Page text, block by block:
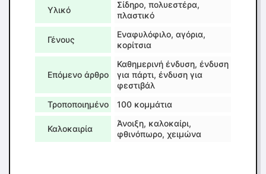
Υλικό
Σίδηρο, πολυεστέρα,
πλαστικό
Γένους
Εναφυλόφιλο, αγόρια,
κορίτσια
Επόμενο άρθρο
Καθημερινή ένδυση, ένδυση
για πάρτι, ένδυση για
φεστιβάλ
Τροποποιημένο
100 κομμάτια
Καλοκαιρία
Άνοιξη, καλοκαίρι,
φθινόπωρο, χειμώνα